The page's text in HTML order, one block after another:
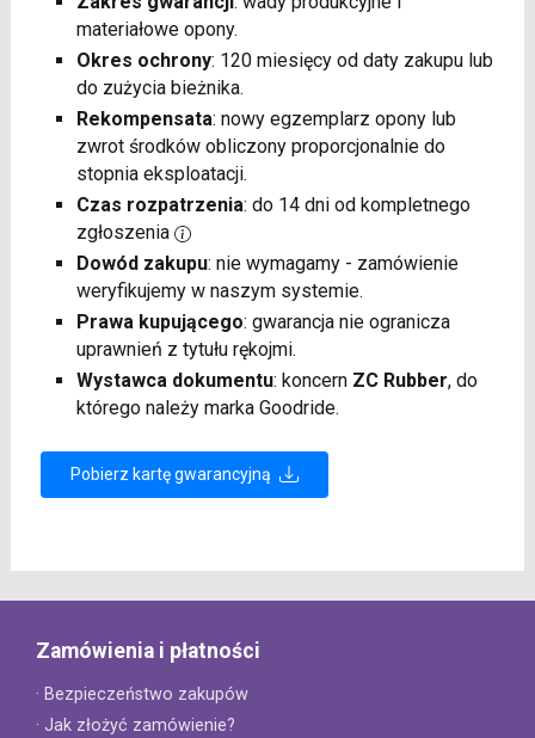
materiałowe opony.
Okres ochrony: 120 miesięcy od daty zakupu lub
do zużycia bieżnika.
Rekompensata: nowy egzemplarz opony lub
zwrot środków obliczony proporcjonalnie do
stopnia eksploatacji.
Czas rozpatrzenia: do 14 dni od kompletnego
zgłoszenia
Dowód zakupu: nie wymagamy - zamówienie
weryfikujemy w naszym systemie.
Prawa kupującego: gwarancja nie ogranicza
uprawnień z tytułu rękojmi.
Wystawca dokumentu: koncern ZC Rubber, do
którego należy marka Goodride.
Pobierz kartę gwarancyjną
Zamówienia i płatności
· Bezpieczeństwo zakupów
· Jak złożyć zamówienie?